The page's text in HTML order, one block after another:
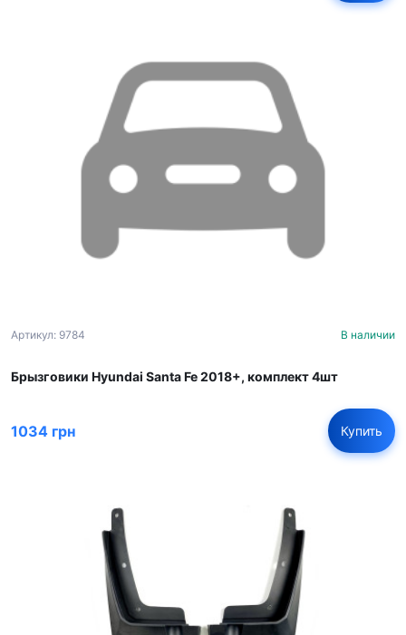
Артикул: 9784 В наличии
Брызговики Hyundai Santa Fe 2018+, комплект 4шт
1034 грн Купить